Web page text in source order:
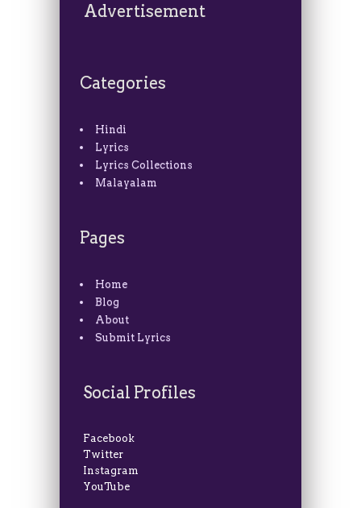
Advertisement
Categories
Hindi
Lyrics
Lyrics Collections
Malayalam
Pages
Home
Blog
About
Submit Lyrics
Social Profiles
Facebook
Twitter
Instagram
YouTube